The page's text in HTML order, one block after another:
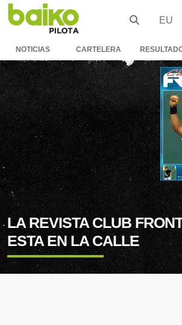
EU
NOTICIAS CARTELERA
LA REVISTA CLUB
ESTA EN LA CALLE